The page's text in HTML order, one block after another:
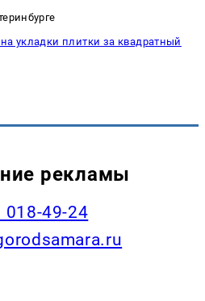
укладки плитки за квадратный
рекламы
018-49-24